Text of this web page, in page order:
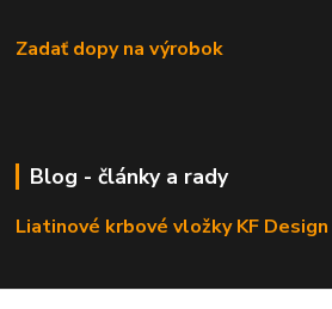
Zadať dopy na výrobok
Blog - články a rady
Liatinové krbové vložky KF Design